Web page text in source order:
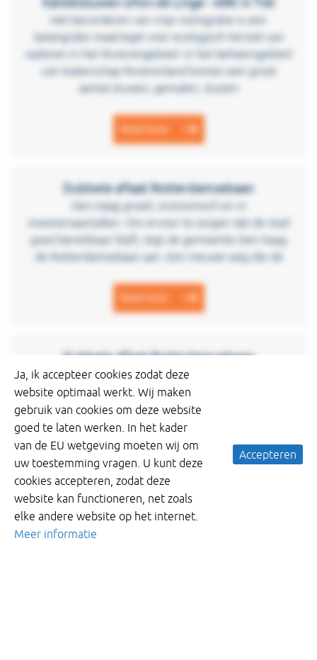
Het bevorderen van vrije vismigratie is een
belangrijke maatregel voor ecologisch herstel van
wateren in het Rivierengebied. In het beheersgebied
van Waterschap Rivierenland komen een groot
aantal stuwen, gemalen, sluizen
Read more
Dubbele aflaat Rotterdamsebaan
Den Haag groeit, economisch en in
inwonersaantallen. Om ervoor te zorgen dat de stad
goed bereikbaar blijft, legt de gemeente Den Haag
de Rotterdamsebaan aan. Een nieuwe weg die de
Read more
Dubbele aflaat Rotterdamsebaan
Den Haag groeit, economisch en in
inwonersaantallen. Om ervoor te zorgen dat de stad
goed bereikbaar blijft, legt de gemeente Den Haag
de Rotterdamsebaan aan. Een nieuwe weg die de
Read more
KWT KKS-PE tilting weirs placed in Germany
Project Hamburg – Owner: BUKEA or “Behörde für
Ja, ik accepteer cookies zodat deze
website optimaal werkt. Wij maken
gebruik van cookies om deze website
goed te laten werken. In het kader
van de EU wetgeving moeten wij om
uw toestemming vragen. U kunt deze
cookies accepteren, zodat deze
website kan functioneren, net zoals
elke andere website op het internet.
Meer informatie
Accepteren